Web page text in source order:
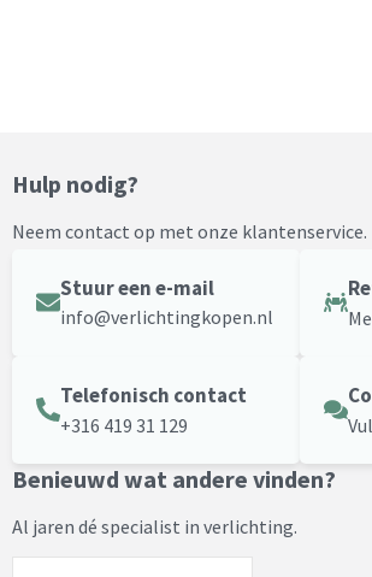
Hulp nodig?
Neem contact op met onze klantenservice.
Stuur een e-mail
info@verlichtingkopen.nl
Telefonisch contact
+316 419 31 129
Benieuwd wat andere vinden?
Al jaren dé specialist in verlichting.